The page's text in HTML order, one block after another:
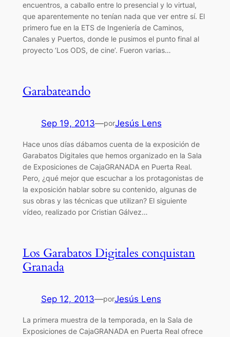
encuentros, a caballo entre lo presencial y lo virtual,
que aparentemente no tenían nada que ver entre sí. El
primero fue en la ETS de Ingeniería de Caminos,
Canales y Puertos, donde le pusimos el punto final al
proyecto ‘Los ODS, de cine’. Fueron varias…
Garabateando
Sep 19, 2013—porJesús Lens
Hace unos días dábamos cuenta de la exposición de
Garabatos Digitales que hemos organizado en la Sala
de Exposiciones de CajaGRANADA en Puerta Real.
Pero, ¿qué mejor que escuchar a los protagonistas de
la exposición hablar sobre su contenido, algunas de
sus obras y las técnicas que utilizan? El siguiente
vídeo, realizado por Cristian Gálvez…
Los Garabatos Digitales conquistan
Granada
Sep 12, 2013—porJesús Lens
La primera muestra de la temporada, en la Sala de
Exposiciones de CajaGRANADA en Puerta Real ofrece